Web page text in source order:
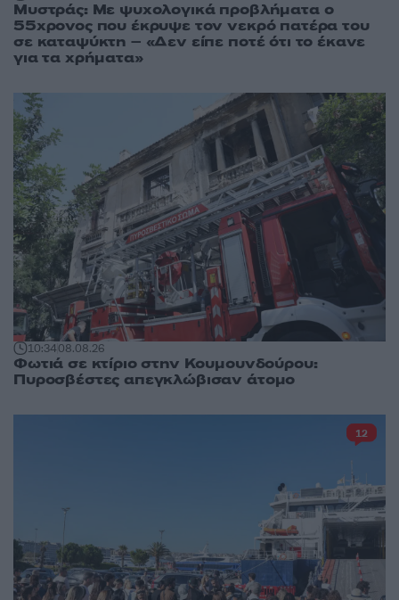
Μυστράς: Με ψυχολογικά προβλήματα ο
55χρονος που έκρυψε τον νεκρό πατέρα του
σε καταψύκτη – «Δεν είπε ποτέ ότι το έκανε
για τα χρήματα»
10:3408.08.26
Φωτιά σε κτίριο στην Κουμουνδούρου:
Πυροσβέστες απεγκλώβισαν άτομο
12